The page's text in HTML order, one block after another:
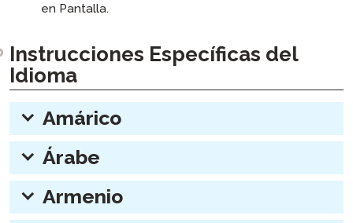
en Pantalla.
Instrucciones Específicas del
Idioma
expander:
Amárico
expander:
Árabe
expander:
Armenio